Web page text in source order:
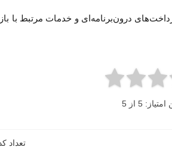
درون‌برنامه‌ای و خدمات مرتبط با
5 از 5
تعداد